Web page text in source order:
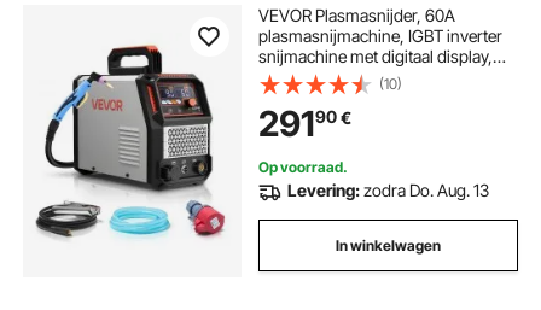
VEVOR Plasmasnijder, 60A
plasmasnijmachine, IGBT inverter
snijmachine met digitaal display,
2T/4T-functie en instelbare PA/PT-
tijd voor industrieel gebruik (400V
3-fase)
(10)
29190€
Op voorraad.
Levering:zodra Do. Aug. 13
In winkelwagen